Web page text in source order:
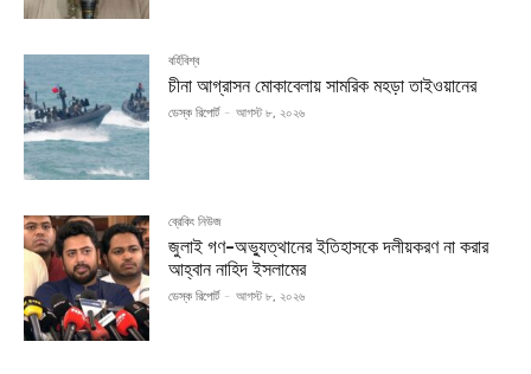
বর্হিবিশ্ব
চীনা আগ্রাসন মোকাবেলায় সামরিক মহড়া তাইওয়ানের
ডেস্ক রিপোর্ট - আগস্ট ৮, ২০২৬
ব্রেকিং নিউজ
জুলাই গণ-অভ্যুত্থানের ইতিহাসকে দলীয়করণ না করার
আহ্বান নাহিদ ইসলামের
ডেস্ক রিপোর্ট - আগস্ট ৮, ২০২৬